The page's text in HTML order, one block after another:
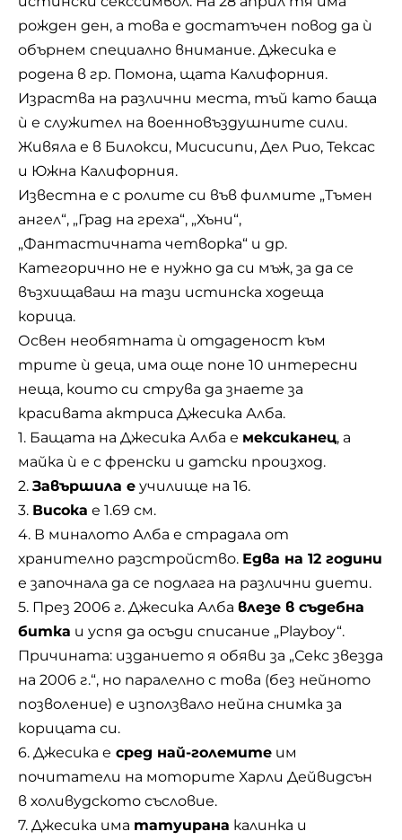
рожден ден, а това е достатъчен повод да ѝ
обърнем специално внимание. Джесика е
родена в гр. Помона, щата Калифорния.
Израства на различни места, тъй като баща
ѝ е служител на военновъздушните сили.
Живяла е в Билокси, Мисисипи, Дел Рио, Тексас
и Южна Калифорния.
Известна е с ролите си във филмите „Тъмен
ангел“, „Град на греха“, „Хъни“,
„Фантастичната четворка“ и др.
Категорично не е нужно да си мъж, за да се
възхищаваш на тази истинска ходеща
корица.
Освен необятната ѝ отдаденост към
трите ѝ деца, има още поне 10 интересни
неща, които си струва да знаете за
красивата актриса Джесика Алба.
1. Бащата на Джесика Алба е мексиканец, а
майка ѝ е с френски и датски произход.
2. Завършила е училище на 16.
3. Висока е 1.69 см.
4. В миналото Алба е страдала от
хранително разстройство. Едва на 12 години
е започнала да се подлага на различни диети.
5. През 2006 г. Джесика Алба влезе в съдебна
битка и успя да осъди списание „Playboy“.
Причината: изданието я обяви за „Секс звезда
на 2006 г.“, но паралелно с това (без нейното
позволение) е използвало нейна снимка за
корицата си.
6. Джесика е сред най-големите им
почитатели на моторите Харли Дейвидсън
в холивудското съсловие.
7. Джесика има татуирана калинка и